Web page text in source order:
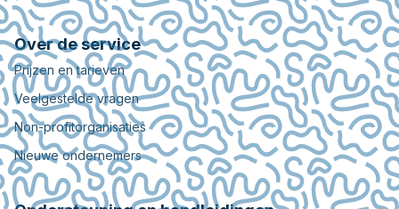
Over de service
Prijzen en tarieven
Veelgestelde vragen
Non-profitorganisaties
Nieuwe ondernemers